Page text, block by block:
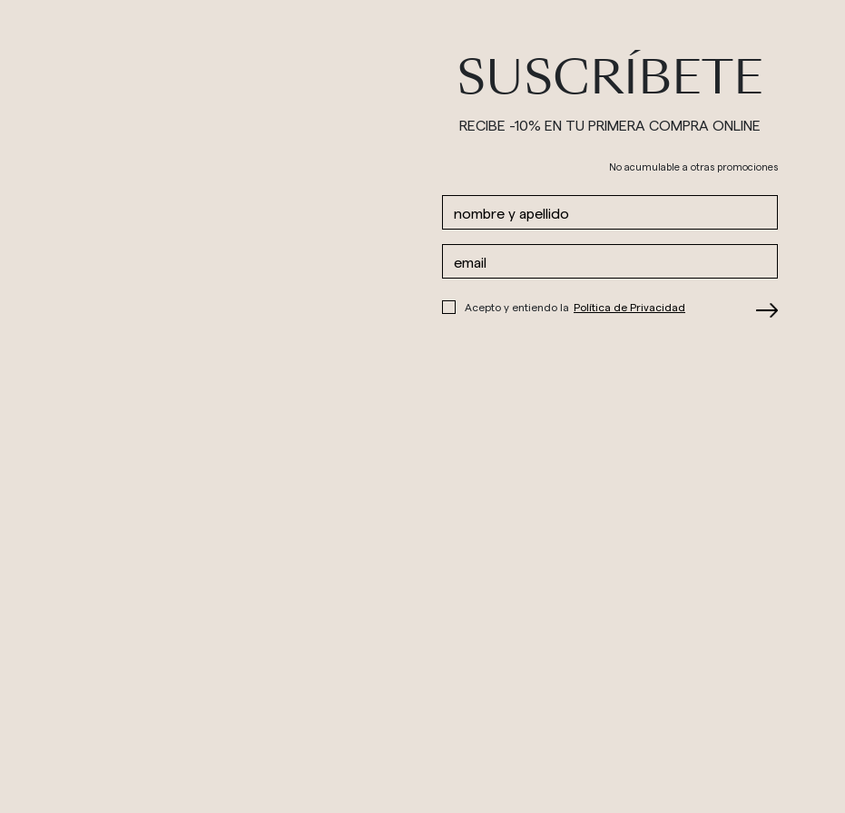
SUSCRÍBETE
RECIBE -10% EN TU PRIMERA COMPRA ONLINE
No acumulable a otras promociones
Acepto y entiendo la Política de Privacidad